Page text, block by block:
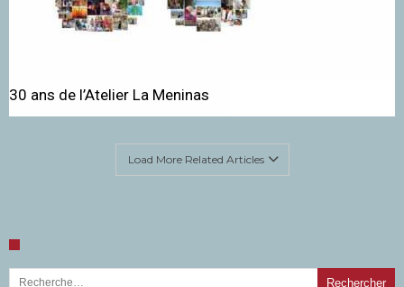
30 ans de l’Atelier La Meninas
Load More Related Articles
Rechercher :